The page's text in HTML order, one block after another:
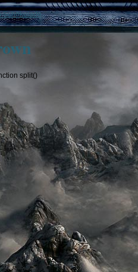
Schokolade
split()